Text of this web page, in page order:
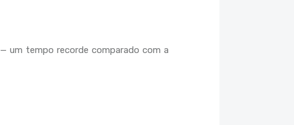
— um tempo recorde comparado com a